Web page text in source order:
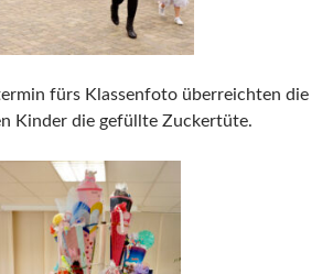
fürs Klassenfoto überreichten die
Kinder die gefüllte Zuckertüte.